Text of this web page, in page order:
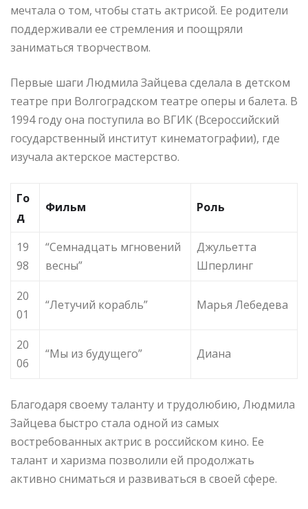
мечтала о том, чтобы стать актрисой. Ее родители
поддерживали ее стремления и поощряли
заниматься творчеством.
Первые шаги Людмила Зайцева сделала в детском
театре при Волгоградском театре оперы и балета. В
1994 году она поступила во ВГИК (Всероссийский
государственный институт кинематографии), где
изучала актерское мастерство.
Го
д
Фильм Роль
19
98
“Семнадцать мгновений
весны”
Джульетта
Шперлинг
20
01
“Летучий корабль” Марья Лебедева
20
06
“Мы из будущего” Диана
Благодаря своему таланту и трудолюбию, Людмила
Зайцева быстро стала одной из самых
востребованных актрис в российском кино. Ее
талант и харизма позволили ей продолжать
активно сниматься и развиваться в своей сфере.